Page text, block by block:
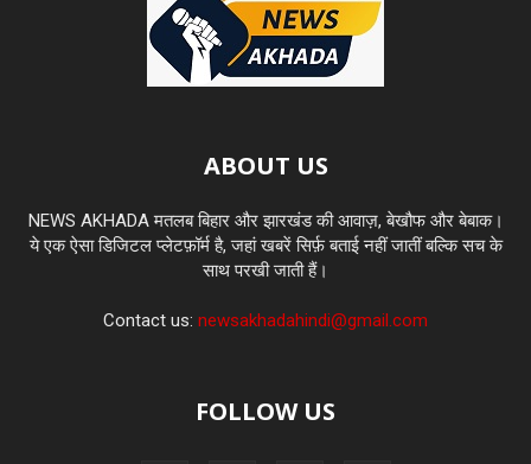
ABOUT US
NEWS AKHADA मतलब बिहार और झारखंड की आवाज़, बेखौफ और बेबाक।
ये एक ऐसा डिजिटल प्लेटफ़ॉर्म है, जहां खबरें सिर्फ़ बताई नहीं जातीं बल्कि सच के
साथ परखी जाती हैं।
Contact us: newsakhadahindi@gmail.com
FOLLOW US